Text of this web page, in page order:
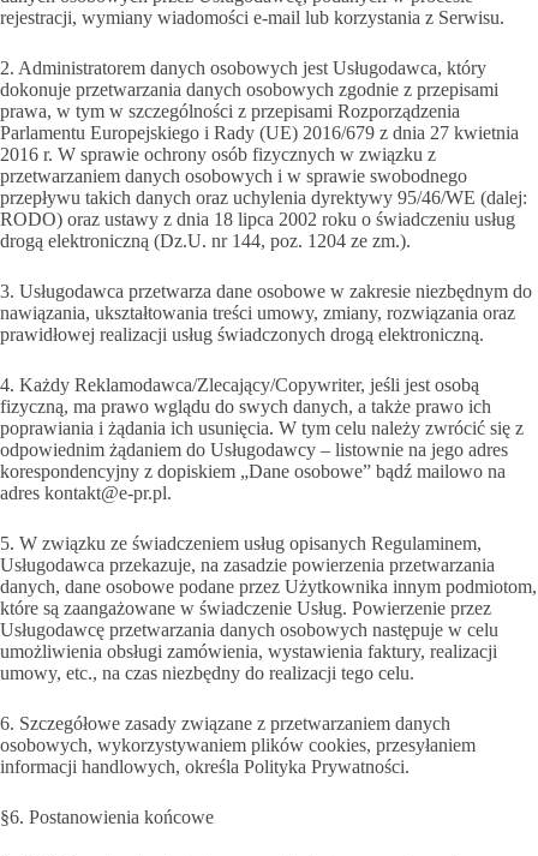
rejestracji, wymiany wiadomości e-mail lub korzystania z Serwisu.
2. Administratorem danych osobowych jest Usługodawca, który
dokonuje przetwarzania danych osobowych zgodnie z przepisami
prawa, w tym w szczególności z przepisami Rozporządzenia
Parlamentu Europejskiego i Rady (UE) 2016/679 z dnia 27 kwietnia
2016 r. W sprawie ochrony osób fizycznych w związku z
przetwarzaniem danych osobowych i w sprawie swobodnego
przepływu takich danych oraz uchylenia dyrektywy 95/46/WE (dalej:
RODO) oraz ustawy z dnia 18 lipca 2002 roku o świadczeniu usług
drogą elektroniczną (Dz.U. nr 144, poz. 1204 ze zm.).
3. Usługodawca przetwarza dane osobowe w zakresie niezbędnym do
nawiązania, ukształtowania treści umowy, zmiany, rozwiązania oraz
prawidłowej realizacji usług świadczonych drogą elektroniczną.
4. Każdy Reklamodawca/Zlecający/Copywriter, jeśli jest osobą
fizyczną, ma prawo wglądu do swych danych, a także prawo ich
poprawiania i żądania ich usunięcia. W tym celu należy zwrócić się z
odpowiednim żądaniem do Usługodawcy – listownie na jego adres
korespondencyjny z dopiskiem „Dane osobowe” bądź mailowo na
adres kontakt@e-pr.pl.
5. W związku ze świadczeniem usług opisanych Regulaminem,
Usługodawca przekazuje, na zasadzie powierzenia przetwarzania
danych, dane osobowe podane przez Użytkownika innym podmiotom,
które są zaangażowane w świadczenie Usług. Powierzenie przez
Usługodawcę przetwarzania danych osobowych następuje w celu
umożliwienia obsługi zamówienia, wystawienia faktury, realizacji
umowy, etc., na czas niezbędny do realizacji tego celu.
6. Szczegółowe zasady związane z przetwarzaniem danych
osobowych, wykorzystywaniem plików cookies, przesyłaniem
informacji handlowych, określa Polityka Prywatności.
§6. Postanowienia końcowe